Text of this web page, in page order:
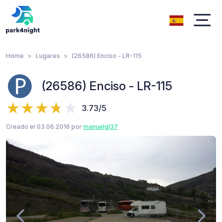
Home Lugares (26586) Enciso - LR-115
(26586) Enciso - LR-115
3.73/5
Creado el 03.06.2016 por manuelgl37